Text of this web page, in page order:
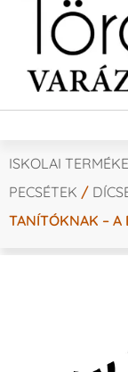
ISKOLAI
PECSÉTEK /
TANÍTÓKNAK – A